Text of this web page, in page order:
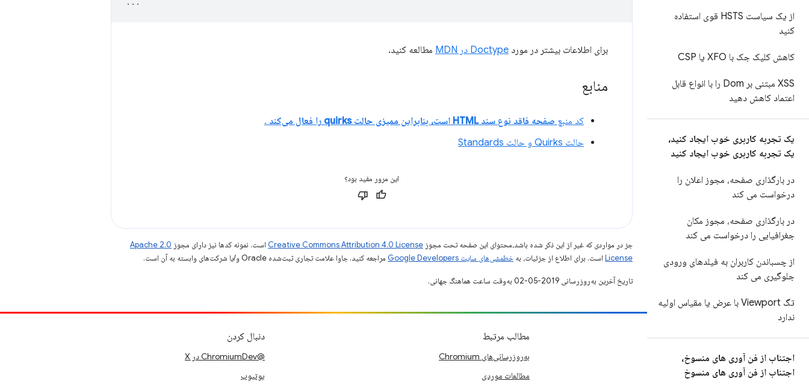
از یک سیاست HSTS قوی استفاده
کنید
کاهش کلیک جک با XFO یا CSP
XSS مبتنی بر Dom را با انواع قابل
اعتماد کاهش دهید
یک تجربه کاربری خوب ایجاد کنید،
یک تجربه کاربری خوب ایجاد کنید
در بارگذاری صفحه، مجوز اعلان را
درخواست می کند
در بارگذاری صفحه، مجوز مکان
جغرافیایی را درخواست می کند
از چسباندن کاربران به فیلدهای ورودی
جلوگیری می کند
تگ Viewport با عرض یا مقیاس اولیه
ندارد
اجتناب از فن آوری های منسوخ،
اجتناب از فن آوری های منسوخ
برای اطلاعات بیشتر در مورد Doctype در MDN مطالعه کنید.
منابع
کد منبع صفحه فاقد نوع سند HTML است، بنابراین ممیزی حالت quirks را فعال می‌کند
.
حالت Quirks و حالت Standards
این مرور مفید بود؟
جز در مواردی که غیر از این ذکر شده باشد،‌محتوای این صفحه تحت مجوز Creative Commons Attribution 4.0 License است. نمونه کدها نیز دارای مجوز Apache 2.0
License است. برای اطلاع از جزئیات، به خطمشی‌های سایت Google Developers‏ مراجعه کنید. جاوا علامت تجاری ثبت‌شده Oracle و/یا شرکت‌های وابسته به آن است.
تاریخ آخرین به‌روزرسانی 2019-05-02 به‌وقت ساعت هماهنگ جهانی.
مشارکت
یک اشکال را ثبت کنید
مسائل باز را ببینید
مطالب مرتبط
به‌روزرسانی‌های Chromium
مطالعات موردی
دنبال کردن
@ChromiumDev در X
یوتیوب